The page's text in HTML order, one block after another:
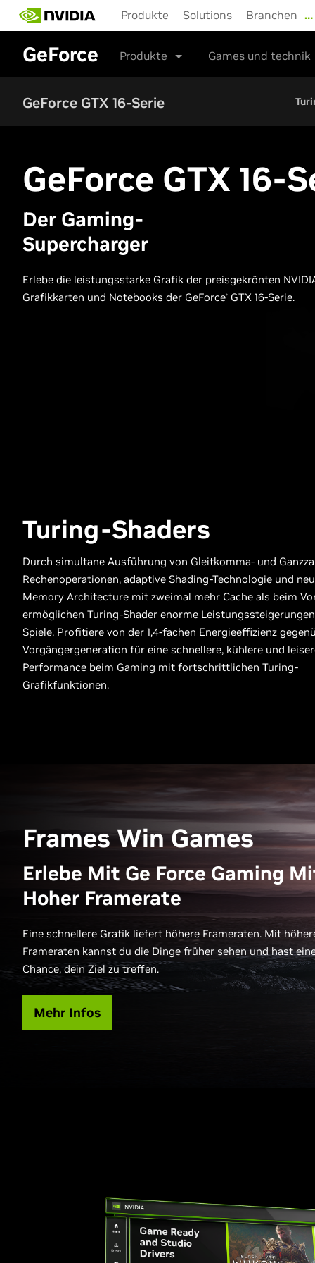
main
content
Produkte Solutions Branchen …
GeForce Produkte Games und technik
GeForce GTX 16-Serie
GeForce GTX 16-
Der Gaming-
Supercharger
Erlebe die leistungsstarke Grafik der preisgekrönten
Grafikkarten und Notebooks der GeForce® GTX 16-Serie.
Turing-Shaders
Durch simultane Ausführung von Gleitkomma- und
Rechenoperationen, adaptive Shading-Technologie und
Memory Architecture mit zweimal mehr Cache als beim
ermöglichen Turing-Shader enorme
Spiele. Profitiere von der 1,4-fachen Energieeffizienz
Vorgängergeneration für eine schnellere, kühlere und
Performance beim Gaming mit fortschrittlichen Turing-
Grafikfunktionen.
Frames Win Games
Erlebe Mit Ge Force Gaming
Hoher Framerate
Eine schnellere Grafik liefert höhere Frameraten. Mit
Frameraten kannst du die Dinge früher sehen und hast
Chance, dein Ziel zu treffen.
Mehr Infos